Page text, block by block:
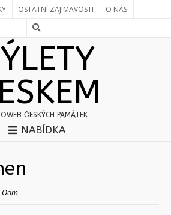
OSTATNÍ ZAJÍMAVOSTI O NÁS
ČESKÝCH PAMÁTEK
NABÍDKA
Oom